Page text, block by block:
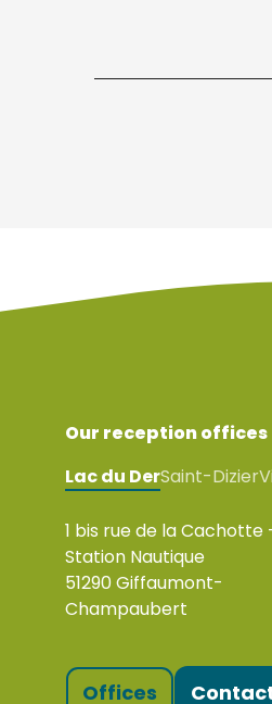
Our reception offices
Lac du DerSaint-Dizier
1 bis rue de la Cachotte
Station Nautique
51290 Giffaumont-
Champaubert
Offices